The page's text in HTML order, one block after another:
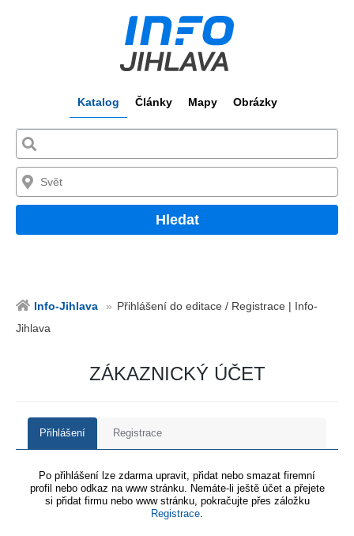
Katalog Články Mapy Obrázky
Hledat
Info-Jihlava
Přihlášení do editace / Registrace | Info-
Jihlava
ZÁKAZNICKÝ ÚČET
Přihlášení Registrace
Po přihlášení lze zdarma upravit, přidat nebo smazat firemní
profil nebo odkaz na www stránku. Nemáte-li ještě účet a přejete
si přidat firmu nebo www stránku, pokračujte přes záložku
Registrace.